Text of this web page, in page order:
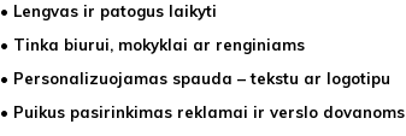
• Lengvas ir patogus laikyti
• Tinka biurui, mokyklai ar renginiams
• Personalizuojamas spauda – tekstu ar logotipu
• Puikus pasirinkimas reklamai ir verslo dovanoms